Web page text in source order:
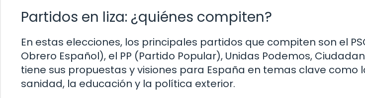
Partidos en liza: ¿quiénes compiten?
En estas elecciones, los principales partidos que compiten son el
Obrero Español), el PP (Partido Popular), Unidas Podemos,
tiene sus propuestas y visiones para España en temas clave como
sanidad, la educación y la política exterior.